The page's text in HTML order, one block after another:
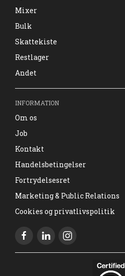
Mixer
Bulk
Skattekiste
Restlager
Andet
INFORMATION
Om os
Job
Kontakt
Handelsbetingelser
Fortrydelsesret
Marketing & Public Relations
Cookies og privatlivspolitik